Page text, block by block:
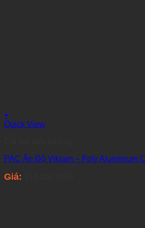
+
Quick View
PAC Ấn Độ Vikram – Poly Aluminium
Giá: